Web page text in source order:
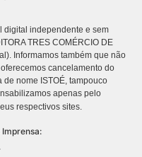
digital independente e sem
TRES COMÉRCIO DE
Informamos também que não
cancelamento do
nome ISTOÉ, tampouco
apenas pelo
respectivos sites.